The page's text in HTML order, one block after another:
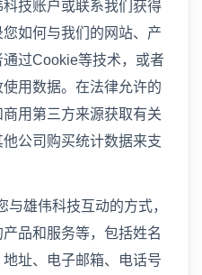
技账户或联系我们获得
如何与我们的网站、产
过Cookie等技术，或者
用数据。在法律允许的
用第三方来源获取有关
公司购买统计数据来支
雄伟科技互动的方式，
品和服务等，包括姓名
址、电子邮箱、电话号